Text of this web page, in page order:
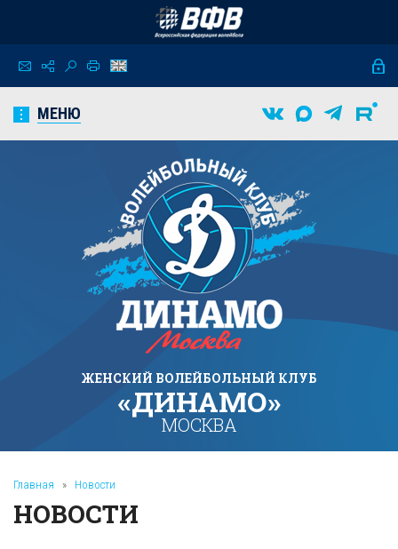
МЕНЮ
ЖЕНСКИЙ ВОЛЕЙБОЛЬНЫЙ КЛУБ
«ДИНАМО»
МОСКВА
Главная » Новости
НОВОСТИ